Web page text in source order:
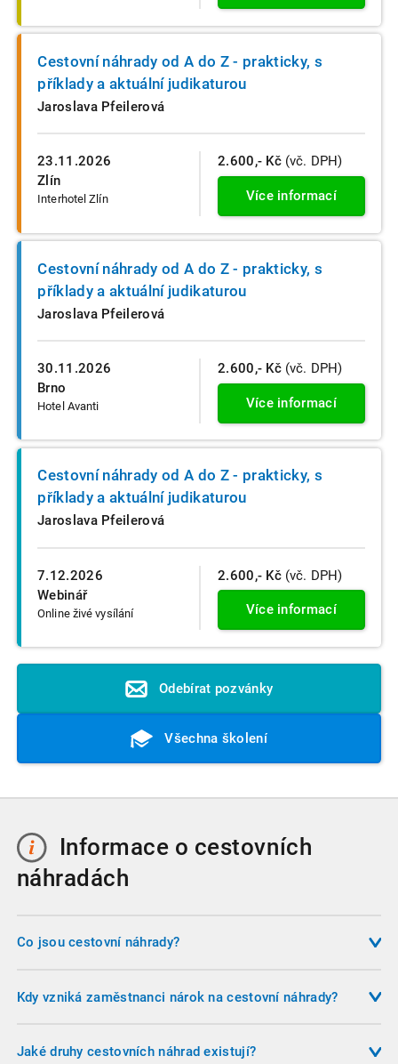
23.11.2026
Zlín
Interhotel Zlín
Cestovní náhrady od A do Z - prakticky, s
příklady a aktuální judikaturou
Jaroslava Pfeilerová
2.600,- Kč (vč. DPH)
Více informací
30.11.2026
Brno
Hotel Avanti
Cestovní náhrady od A do Z - prakticky, s
příklady a aktuální judikaturou
Jaroslava Pfeilerová
2.600,- Kč (vč. DPH)
Více informací
7.12.2026
Webinář
Online živé vysílání
Cestovní náhrady od A do Z - prakticky, s
příklady a aktuální judikaturou
Jaroslava Pfeilerová
2.600,- Kč (vč. DPH)
Více informací
Odebírat pozvánky
Všechna školení
Informace o cestovních
náhradách
Co jsou cestovní náhrady?
zaměstnavatel poskytuje zaměstnanci v souvislosti s
výdajů, stravného, ubytování a dalších nutných výdajů
Kdy vzniká zaměstnanci nárok na cestovní náhrady?
rozvrh směn, při přeložení zaměstnance, při výkonu práce v
Jaké druhy cestovních náhrad existují?